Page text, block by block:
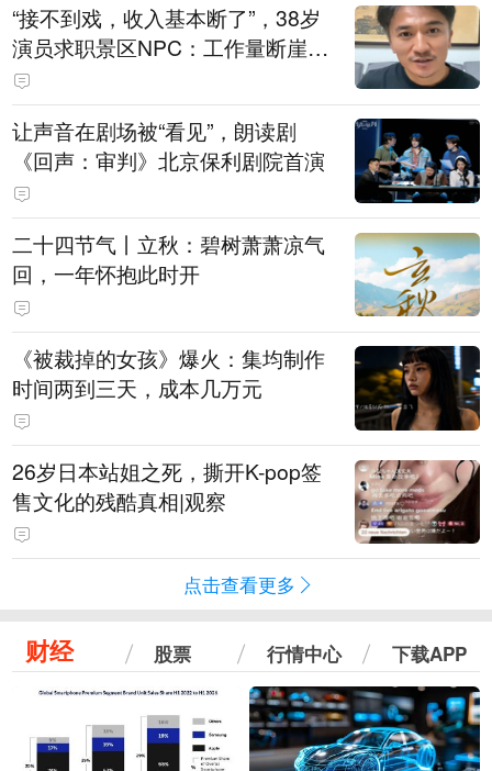
“接不到戏，收入基本断了”，38岁
演员求职景区NPC：工作量断崖式
下跌，留给我试错的时间不多了
让声音在剧场被“看见”，朗读剧
《回声：审判》北京保利剧院首演
二十四节气丨立秋：碧树萧萧凉气
回，一年怀抱此时开
《被裁掉的女孩》爆火：集均制作
时间两到三天，成本几万元
​26岁日本站姐之死，撕开K-pop签
售文化的残酷真相|观察
点击查看更多
财经 股票 行情中心 下载APP